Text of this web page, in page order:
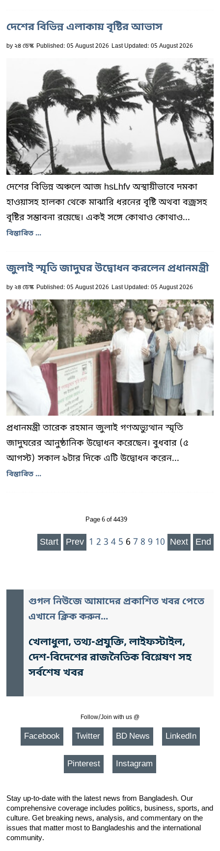
দেশের বিভিন্ন এলাকায় বৃষ্টির আভাস
by২৪ ডেস্ক Published: 05 August 2026 Last Updated: 05 August 2026
দেশের বিভিন্ন অঞ্চলে আজ hsLhfv অস্থায়ীভাবে দমকা
হাওয়াসহ হালকা থেকে মাঝারি ধরনের বৃষ্টি অথবা বজ্রসহ
বৃষ্টির সম্ভাবনা রয়েছে। একই সঙ্গে কোথাও কোথাও...
বিস্তারিত ...
জুলাই স্মৃতি জাদুঘর উদ্বোধন করলেন প্রধানমন্ত্রী
by২৪ ডেস্ক Published: 05 August 2026 Last Updated: 05 August 2026
প্রধানমন্ত্রী তারেক রহমান জুলাই গণঅভ্যুত্থান স্মৃতি
জাদুঘরের আনুষ্ঠানিক উদ্বোধন করেছেন। বুধবার (৫
আগস্ট) সকাল ৯টার দিকে এটি উদ্বোধন করেন...
বিস্তারিত ...
Page 6 of 4439
Start Prev 1 2 3 4 5 6 7 8 9 10 Next End
গুগল নিউজে আমাদের প্রকাশিত খবর পেতে
এখানে ক্লিক করুন...
খেলাধুলা, তথ্য-প্রযুক্তি, লাইফস্টাইল,
দেশ-বিদেশের রাজনৈতিক বিশ্লেষণ সহ
সর্বশেষ খবর
Follow/Join with us @
Facebook Twitter BD News LinkedIn
Pinterest Instagram
Stay up-to-date with the latest news from Bangladesh. Our
comprehensive coverage includes politics, business, sports, and
culture. Get breaking news, analysis, and commentary on the
issues that matter most to Bangladeshis and the international
community.